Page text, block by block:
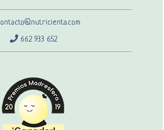
662 933 652